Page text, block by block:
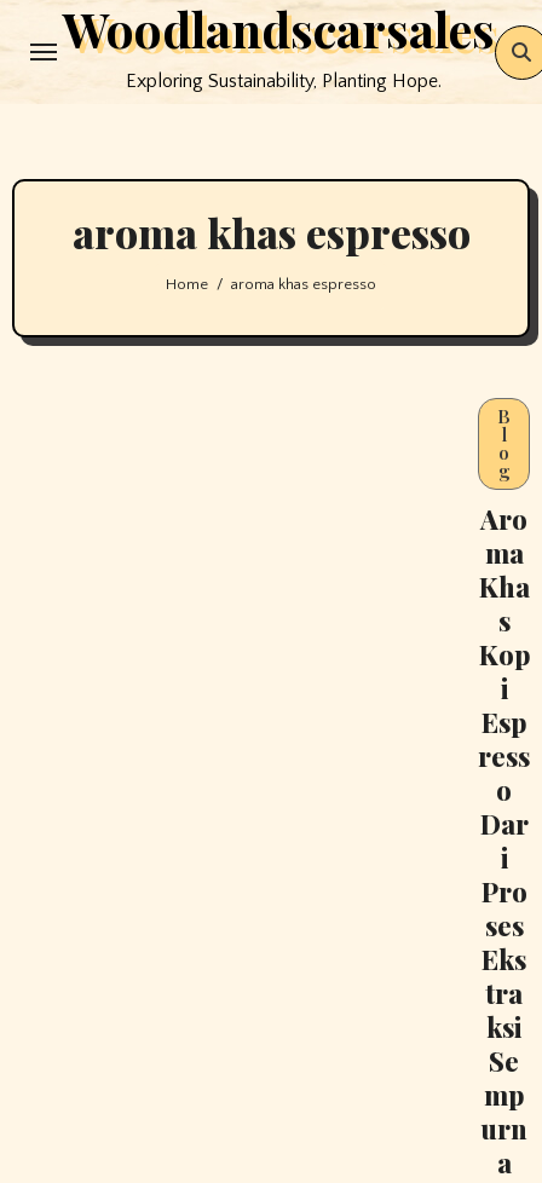
to
Woodlandscarsales
Exploring Sustainability, Planting Hope.
aroma khas espresso
Home aroma khas espresso
B
l
o
g
Aro
ma
Kha
s
Kop
i
Esp
ress
o
Dar
i
Pro
ses
Eks
tra
ksi
Se
mp
urn
a